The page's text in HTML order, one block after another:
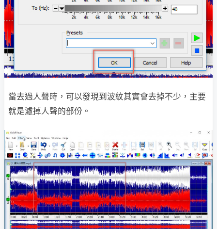
當去過人聲時，可以發現到波紋其實會去掉不少，主要
就是濾掉人聲的部份。